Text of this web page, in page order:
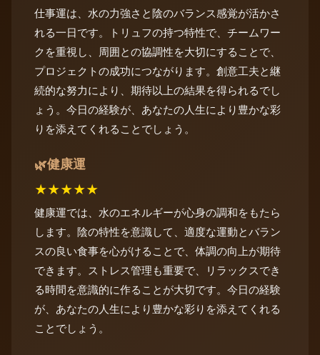
仕事運は、水の力強さと陰のバランス感覚が活かさ
れる一日です。トリュフの持つ特性で、チームワー
クを重視し、周囲との協調性を大切にすることで、
プロジェクトの成功につながります。創意工夫と継
続的な努力により、期待以上の結果を得られるでし
ょう。今日の経験が、あなたの人生により豊かな彩
りを添えてくれることでしょう。
🌿健康運
★★★★★
健康運では、水のエネルギーが心身の調和をもたら
します。陰の特性を意識して、適度な運動とバラン
スの良い食事を心がけることで、体調の向上が期待
できます。ストレス管理も重要で、リラックスでき
る時間を意識的に作ることが大切です。今日の経験
が、あなたの人生により豊かな彩りを添えてくれる
ことでしょう。